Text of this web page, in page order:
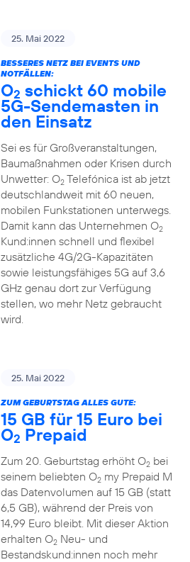
25. Mai 2022
BESSERES NETZ BEI EVENTS UND
NOTFÄLLEN:
O2 schickt 60 mobile
5G-Sendemasten in
den Einsatz
Sei es für Großveranstaltungen,
Baumaßnahmen oder Krisen durch
Unwetter: O2Telefónica ist ab jetzt
deutschlandweit mit 60 neuen,
mobilen Funkstationen unterwegs.
Damit kann das Unternehmen O2
Kund:innen schnell und flexibel
zusätzliche 4G/2G-Kapazitäten
sowie leistungsfähiges 5G auf 3,6
GHz genau dort zur Verfügung
stellen, wo mehr Netz gebraucht
wird.
25. Mai 2022
ZUM GEBURTSTAG ALLES GUTE:
15 GB für 15 Euro bei
O2 Prepaid
Zum 20. Geburtstag erhöht O2bei
seinem beliebten O2my Prepaid M
das Datenvolumen auf 15 GB (statt
6,5 GB), während der Preis von
14,99 Euro bleibt. Mit dieser Aktion
erhalten O2Neu- und
Bestandskund:innen noch mehr